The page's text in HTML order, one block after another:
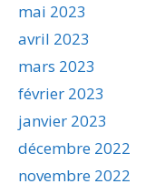
mai 2023
avril 2023
mars 2023
février 2023
janvier 2023
décembre 2022
novembre 2022